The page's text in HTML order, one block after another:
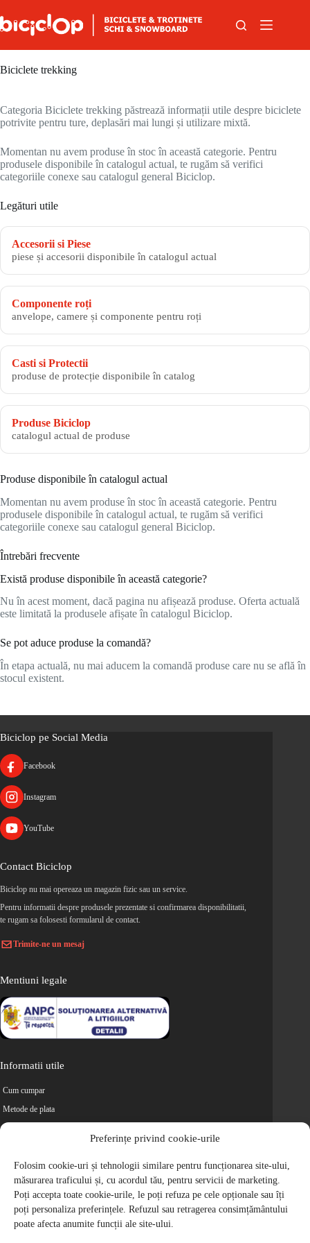
Preferințe privind cookie-urile
Folosim cookie-uri și tehnologii similare pentru funcționarea site-ului,
măsurarea traficului și, cu acordul tău, pentru servicii de marketing.
Poți accepta toate cookie-urile, le poți refuza pe cele opționale sau îți
poți personaliza preferințele. Refuzul sau retragerea consimțământului
poate afecta anumite funcții ale site-ului.
Biciclete trekking
Categoria Biciclete trekking păstrează informații utile despre biciclete
potrivite pentru ture, deplasări mai lungi și utilizare mixtă.
Momentan nu avem produse în stoc în această categorie. Pentru
produsele disponibile în catalogul actual, te rugăm să verifici
categoriile conexe sau catalogul general Biciclop.
Legături utile
Accesorii si Piese
piese și accesorii disponibile în catalogul actual
Componente roți
anvelope, camere și componente pentru roți
Casti si Protectii
produse de protecție disponibile în catalog
Produse Biciclop
catalogul actual de produse
Produse disponibile în catalogul actual
Momentan nu avem produse în stoc în această categorie. Pentru
produsele disponibile în catalogul actual, te rugăm să verifici
categoriile conexe sau catalogul general Biciclop.
Întrebări frecvente
Există produse disponibile în această categorie?
Nu în acest moment, dacă pagina nu afișează produse. Oferta actuală
este limitată la produsele afișate în catalogul Biciclop.
Se pot aduce produse la comandă?
În etapa actuală, nu mai aducem la comandă produse care nu se află în
stocul existent.
Biciclop pe Social Media
Facebook
Instagram
YouTube
Contact Biciclop
Biciclop nu mai opereaza un magazin fizic sau un service.
Pentru informatii despre produsele prezentate si confirmarea disponibilitatii,
te rugam sa folosesti formularul de contact.
Trimite-ne un mesaj
Mentiuni legale
Informatii utile
Cum cumpar
Metode de plata
Retur
Cariere
Politica de Confidentialitate
Politica de cookie-uri